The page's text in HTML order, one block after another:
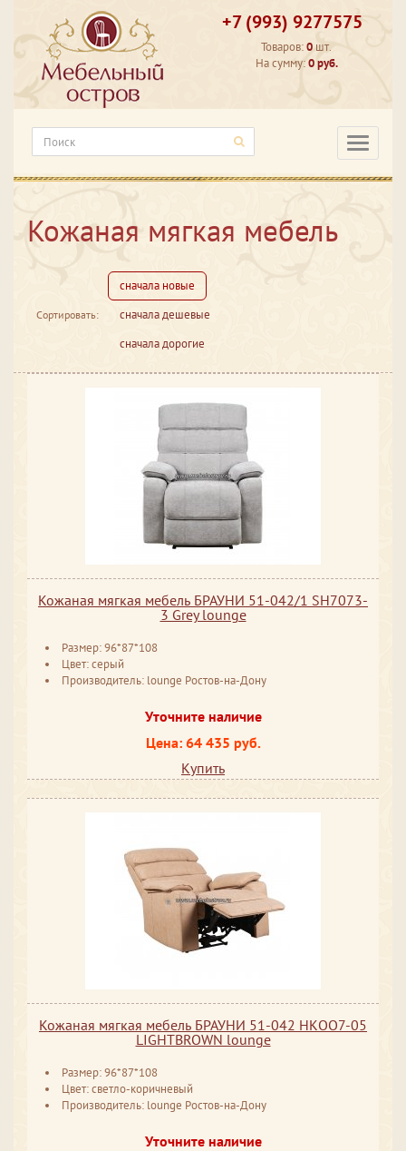
+7 (993) 9277575
Товаров:0 шт.
На сумму:0 руб.
Кожаная мягкая мебель
Сортировать:
сначала новые
сначала дешевые
сначала дорогие
Кожаная мягкая мебель БРАУНИ 51-042/1 SH7073-
3 Grey lounge
Размер: 96*87*108
Цвет: серый
Производитель: lounge Ростов-на-Дону
Уточните наличие
Цена: 64 435 руб.
Купить
Кожаная мягкая мебель БРАУНИ 51-042 НКОО7-05
LIGHTBROWN lounge
Размер: 96*87*108
Цвет: светло-коричневый
Производитель: lounge Ростов-на-Дону
Уточните наличие